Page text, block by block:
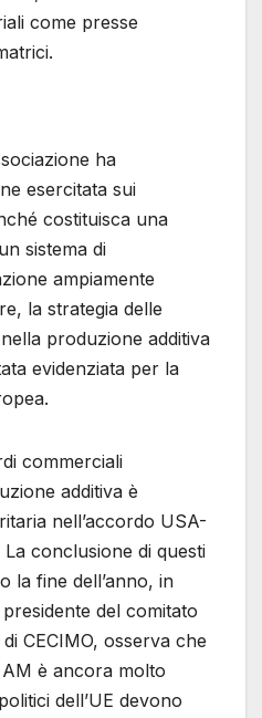
come presse
ha
esercitata sui
costituisca una
sistema di
ampiamente
la strategia delle
produzione additiva
evidenziata per la
commerciali
additiva è
nell’accordo USA-
conclusione di questi
la fine dell’anno, in
del comitato
CECIMO, osserva che
è ancora molto
dell’UE devono